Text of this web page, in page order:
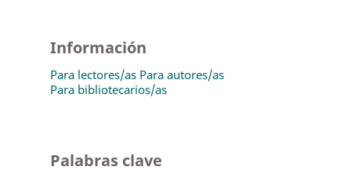
Información
Para lectores/as Para autores/as
Para bibliotecarios/as
Palabras clave